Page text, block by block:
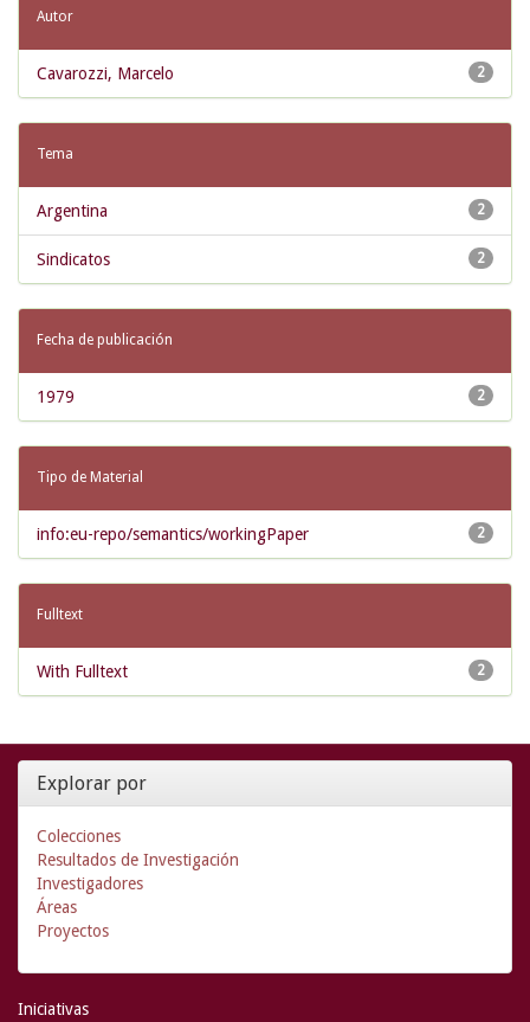
Autor
2
Cavarozzi, Marcelo
Tema
2
Argentina
2
Sindicatos
Fecha de publicación
2
1979
Tipo de Material
2
info:eu-repo/semantics/workingPaper
Fulltext
2
With Fulltext
Explorar por
Colecciones
Resultados de Investigación
Investigadores
Áreas
Proyectos
Iniciativas